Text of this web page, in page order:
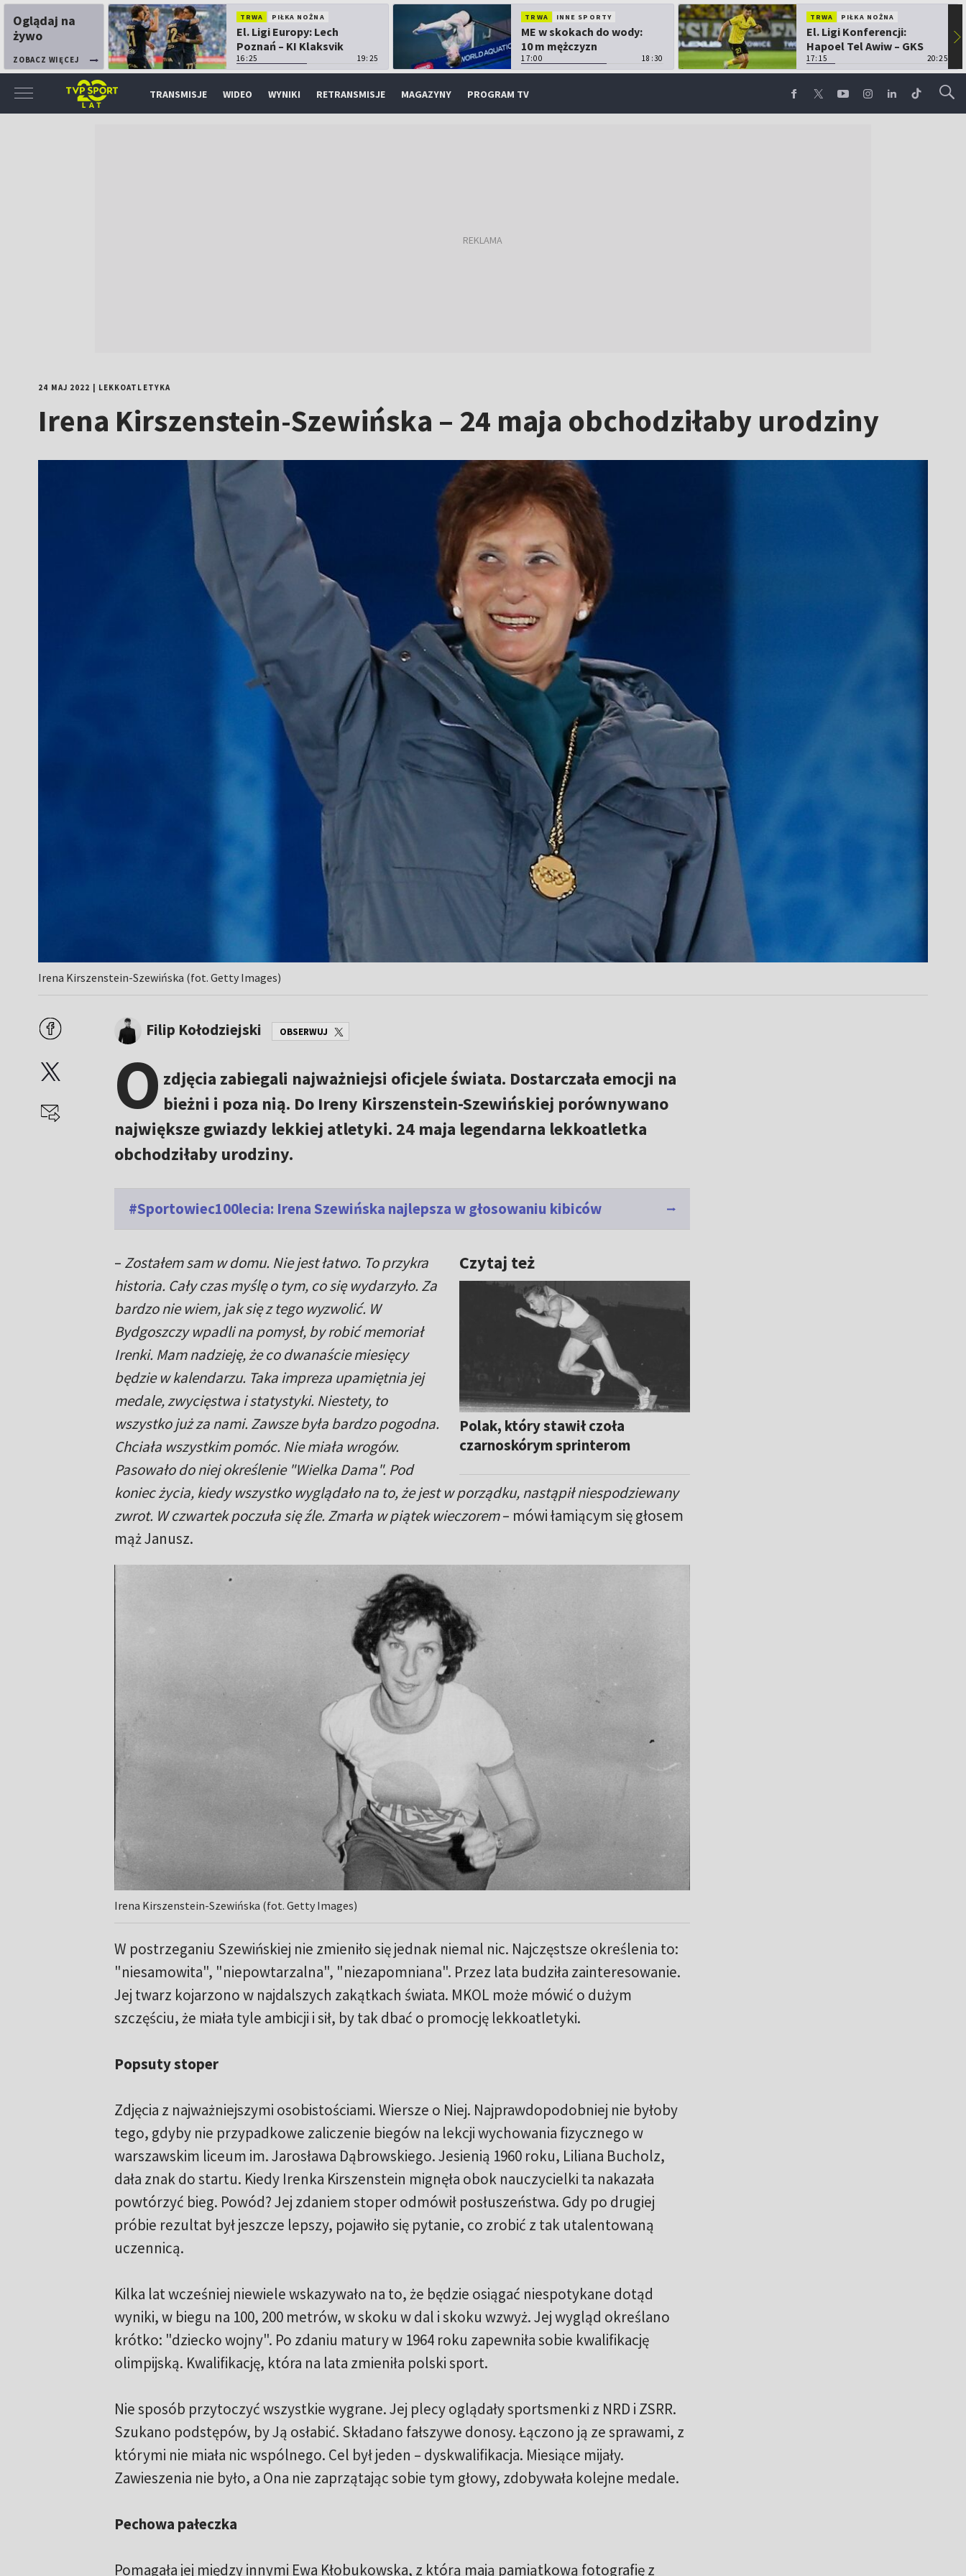
Oglądaj na
żywo
ZOBACZ WIĘCEJ
TRWA PIŁKA NOŻNA
El. Ligi Europy: Lech
Poznań – KI Klaksvik
16:25 19:25
TRWA INNE SPORTY
ME w skokach do wody:
10 m mężczyzn
17:00 18:30
TRWA PIŁKA NOŻNA
El. Ligi Konferencji:
Hapoel Tel Awiw – GKS
Katowice
17:15 20:25
▶
TRANSMISJE WIDEO WYNIKI RETRANSMISJE MAGAZYNY PROGRAM TV
24 MAJ 2022 LEKKOATLETYKA
Irena Kirszenstein-Szewińska – 24 maja obchodziłaby urodziny
Irena Kirszenstein-Szewińska (fot. Getty Images)
Filip Kołodziejski OBSERWUJ
O zdjęcia zabiegali najważniejsi oficjele świata. Dostarczała emocji na
bieżni i poza nią. Do Ireny Kirszenstein-Szewińskiej porównywano
największe gwiazdy lekkiej atletyki. 24 maja legendarna lekkoatletka
obchodziłaby urodziny.
#Sportowiec100lecia: Irena Szewińska najlepsza w głosowaniu kibiców
Czytaj też
Polak, który stawił czoła
czarnoskórym sprinterom
– Zostałem sam w domu. Nie jest łatwo. To przykra
historia. Cały czas myślę o tym, co się wydarzyło. Za
bardzo nie wiem, jak się z tego wyzwolić. W
Bydgoszczy wpadli na pomysł, by robić memoriał
Irenki. Mam nadzieję, że co dwanaście miesięcy
będzie w kalendarzu. Taka impreza upamiętnia jej
medale, zwycięstwa i statystyki. Niestety, to
wszystko już za nami. Zawsze była bardzo pogodna.
Chciała wszystkim pomóc. Nie miała wrogów.
Pasowało do niej określenie "Wielka Dama". Pod
koniec życia, kiedy wszystko wyglądało na to, że jest w porządku, nastąpił niespodziewany
zwrot. W czwartek poczuła się źle. Zmarła w piątek wieczorem– mówi łamiącym się głosem
mąż Janusz.
Irena Kirszenstein-Szewińska (fot. Getty Images)
W postrzeganiu Szewińskiej nie zmieniło się jednak niemal nic. Najczęstsze określenia to:
"niesamowita", "niepowtarzalna", "niezapomniana". Przez lata budziła zainteresowanie.
Jej twarz kojarzono w najdalszych zakątkach świata. MKOL może mówić o dużym
szczęściu, że miała tyle ambicji i sił, by tak dbać o promocję lekkoatletyki.
Popsuty stoper
Zdjęcia z najważniejszymi osobistościami. Wiersze o Niej. Najprawdopodobniej nie byłoby
tego, gdyby nie przypadkowe zaliczenie biegów na lekcji wychowania fizycznego w
warszawskim liceum im. Jarosława Dąbrowskiego. Jesienią 1960 roku, Liliana Bucholz,
dała znak do startu. Kiedy Irenka Kirszenstein mignęła obok nauczycielki ta nakazała
powtórzyć bieg. Powód? Jej zdaniem stoper odmówił posłuszeństwa. Gdy po drugiej
próbie rezultat był jeszcze lepszy, pojawiło się pytanie, co zrobić z tak utalentowaną
uczennicą.
Kilka lat wcześniej niewiele wskazywało na to, że będzie osiągać niespotykane dotąd
wyniki, w biegu na 100, 200 metrów, w skoku w dal i skoku wzwyż. Jej wygląd określano
krótko: "dziecko wojny". Po zdaniu matury w 1964 roku zapewniła sobie kwalifikację
olimpijską. Kwalifikację, która na lata zmieniła polski sport.
Nie sposób przytoczyć wszystkie wygrane. Jej plecy oglądały sportsmenki z NRD i ZSRR.
Szukano podstępów, by Ją osłabić. Składano fałszywe donosy. Łączono ją ze sprawami, z
którymi nie miała nic wspólnego. Cel był jeden – dyskwalifikacja. Miesiące mijały.
Zawieszenia nie było, a Ona nie zaprzątając sobie tym głowy, zdobywała kolejne medale.
Pechowa pałeczka
Pomagała jej między innymi Ewa Kłobukowska, z którą mają pamiątkową fotografię z